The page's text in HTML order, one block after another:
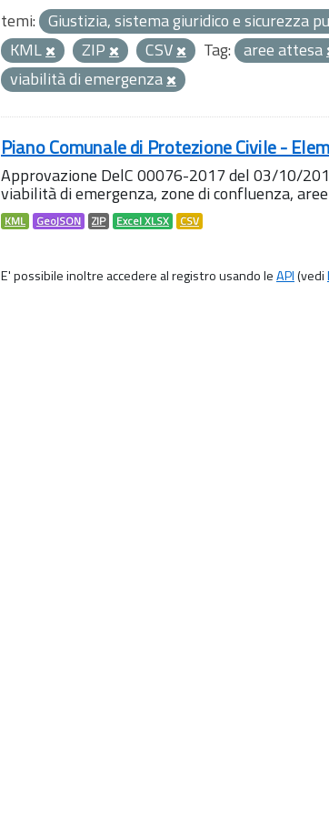
temi: Giustizia, sistema giuridico e sicurezza
KML
ZIP CSV Tag: aree attesa
viabilità di emergenza
Piano Comunale di Protezione Civile -
Approvazione DelC 00076-2017 del 03/10/
viabilità di emergenza, zone di confluenza,
KML GeoJSON ZIP Excel XLSX CSV
E' possibile inoltre accedere al registro usando leAPI(vedi